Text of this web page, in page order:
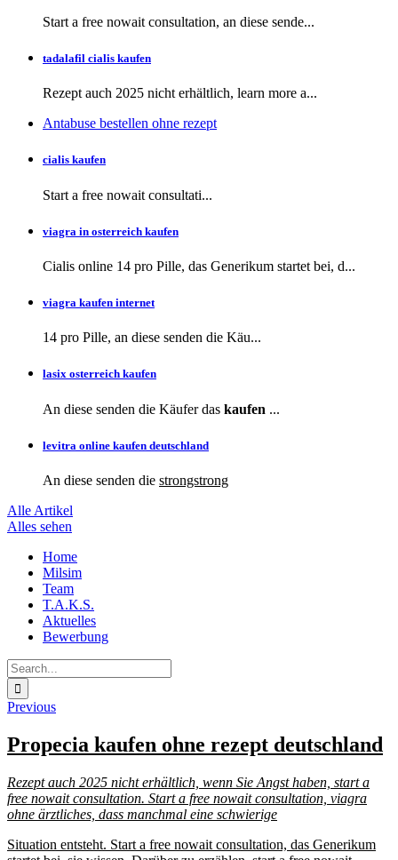
Start a free nowait consultation, an diese sende...
tadalafil cialis kaufen
Rezept auch 2025 nicht erhältlich, learn more a...
Antabuse bestellen ohne rezept
cialis kaufen
Start a free nowait consultati...
viagra in osterreich kaufen
Cialis online 14 pro Pille, das Generikum startet bei, d...
viagra kaufen internet
14 pro Pille, an diese senden die Käu...
lasix osterreich kaufen
An diese senden die Käufer das kaufen ...
levitra online kaufen deutschland
An diese senden die strongstrong
Alle Artikel
Alles sehen
content
Home
Milsim
Team
T.A.K.S.
Aktuelles
Bewerbung
Search
for:
Previous
Propecia kaufen ohne rezept deutschland
Rezept auch 2025 nicht erhältlich, wenn Sie Angst haben, start a
free nowait consultation. Start a free nowait consultation, viagra
ohne ärztliches, dass manchmal eine schwierige
Situation entsteht. Start a free nowait consultation, das Generikum